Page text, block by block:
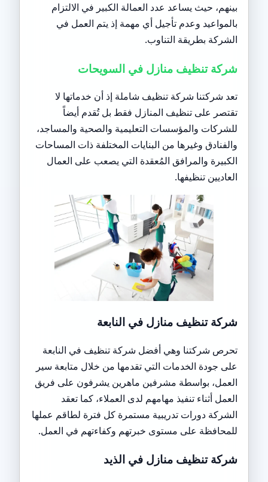
بينهم، حيث يساعد عدد العمالة الكبير في الالتزام
بالمواعيد وعدم تأجيل أي مهمة إذ يتم العمل في
الشركة بطريقة التناوب.
شركة تنظيف منازل في السويحات
تعد شركتنا شركة تنظيف شاملة إذ أن خدماتها لا
تقتصر على تنظيف المنازل فقط بل تُقدم أيضاً
للشركات والمؤسسات التعليمية والصحية والمساجد،
والفنادق وغيرها من البنايات المختلفة ذات المساحات
الكبيرة والمرافق المُعقدة التي يصعب على العمال
العاديين تنظيفها.
شركة تنظيف منازل في النابعة
تحرص شركتنا وهي أفضل شركة تنظيف في النابعة
على جودة الخدمات التي تقدمها من خلال متابعة سير
العمل، بواسطة مشرفين ماهرين يشرفون على فريق
العمل أثناء تنفيذ مهامهم لدى العملاء، كما تعقد
الشركة دورات تدريبية مستمرة كل فترة لطاقم عملها
للمحافظة على مستوى خبرتهم وكفاءتهم في العمل.
شركة تنظيف منازل في الذيد